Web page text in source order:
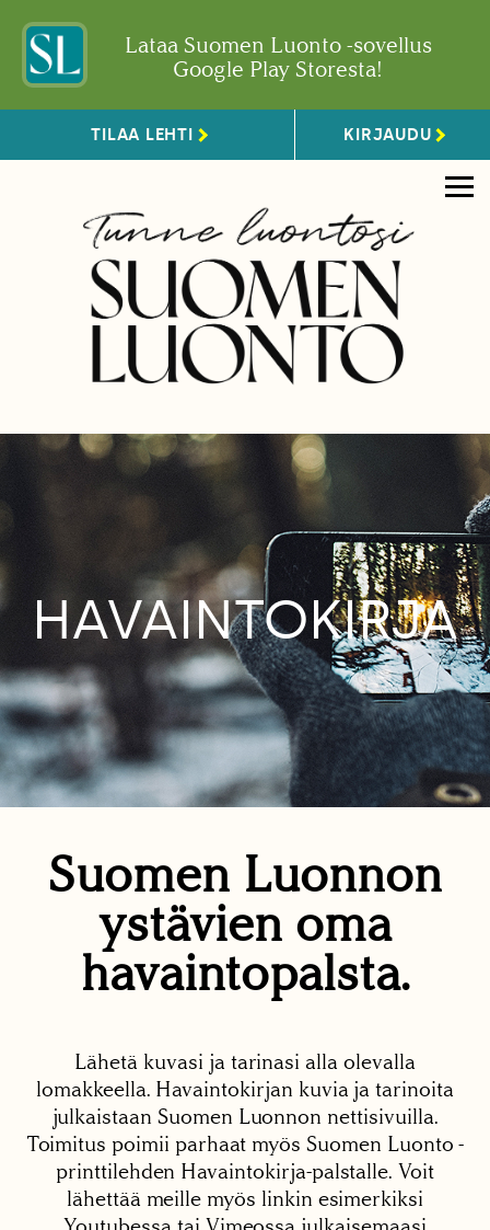
Lataa Suomen Luonto -sovellus
Google Play Storesta!
TILAA LEHTI KIRJAUDU
HAVAINTOKIRJA
Suomen Luonnon
ystävien oma
havaintopalsta.
Lähetä kuvasi ja tarinasi alla olevalla
lomakkeella. Havaintokirjan kuvia ja tarinoita
julkaistaan Suomen Luonnon nettisivuilla.
Toimitus poimii parhaat myös Suomen Luonto -
printtilehden Havaintokirja-palstalle. Voit
lähettää meille myös linkin esimerkiksi